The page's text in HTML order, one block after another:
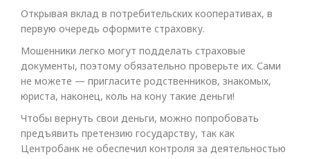
Открывая вклад в потребительских кооперативах, в
первую очередь оформите страховку.
Мошенники легко могут подделать страховые
документы, поэтому обязательно проверьте их. Сами
не можете — пригласите родственников, знакомых,
юриста, наконец, коль на кону такие деньги!
Чтобы вернуть свои деньги, можно попробовать
предъявить претензию государству, так как
Центробанк не обеспечил контроля за деятельностью